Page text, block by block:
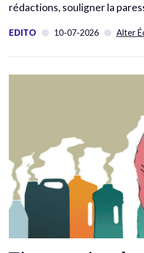
rédactions, souligner la
EDITO 10-07-2026 Alter